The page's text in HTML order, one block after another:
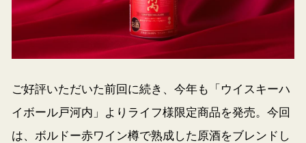
ご好評いただいた前回に続き、今年も「ウイスキーハ
イボール戸河内」よりライフ様限定商品を発売。今回
は、ボルドー赤ワイン樽で熟成した原酒をブレンドし